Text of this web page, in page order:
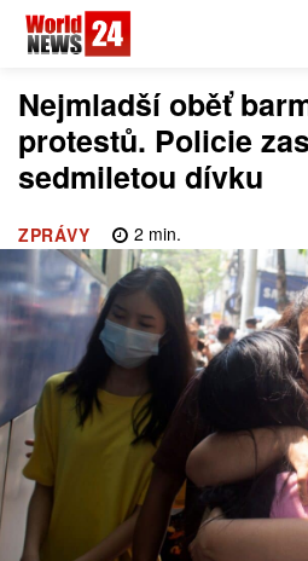
Nejmladší oběť
protestů. Policie
sedmiletou dívku
ZPRÁVY 2 min.